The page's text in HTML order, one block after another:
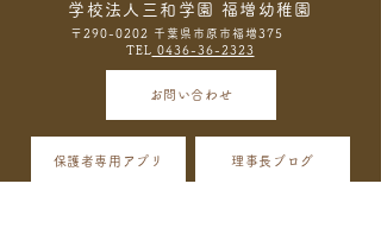
学校法人三和学園 福増幼稚園
〒290-0202 千葉県市原市福増375
TEL 0436-36-2323
お問い合わせ
保護者専用アプリ 理事長ブログ